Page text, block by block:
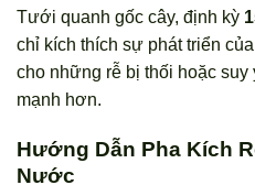
Tưới quanh gốc cây, định kỳ
chỉ kích thích sự phát triển
cho những rễ bị thối hoặc
mạnh hơn.
Hướng Dẫn Pha Kích
Nước